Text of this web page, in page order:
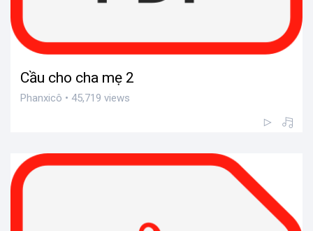
Cầu cho cha mẹ 2
Phanxicô • 45,719 views